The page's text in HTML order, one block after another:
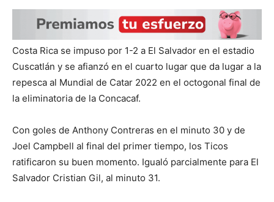
Costa Rica se impuso por 1-2 a El Salvador en el estadio
Cuscatlán y se afianzó en el cuarto lugar que da lugar a la
repesca al Mundial de Catar 2022 en el octogonal final de
la eliminatoria de la Concacaf.
Con goles de Anthony Contreras en el minuto 30 y de
Joel Campbell al final del primer tiempo, los Ticos
ratificaron su buen momento. Igualó parcialmente para El
Salvador Cristian Gil, al minuto 31.